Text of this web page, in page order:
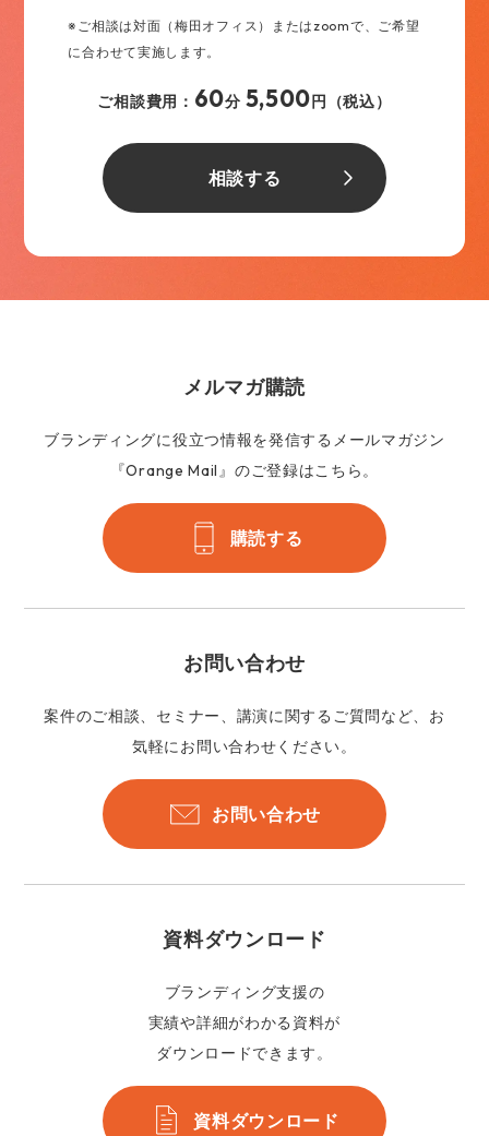
※ご相談は対面（梅田オフィス）またはzoomで、ご希望
に合わせて実施します。
ご相談費用： 60分 5,500円（税込）
相談する
メルマガ購読
ブランディングに役立つ情報を発信するメールマガジン
『Orange Mail』のご登録はこちら。
購読する
お問い合わせ
案件のご相談、セミナー、講演に関するご質問など、お
気軽にお問い合わせください。
お問い合わせ
資料ダウンロード
ブランディング支援の
実績や詳細がわかる資料が
ダウンロードできます。
資料ダウンロード